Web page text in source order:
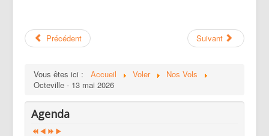
Précédent Suivant
Vous êtes ici : Accueil Voler
Nos Vols
Octeville - 13 mai 2026
Agenda